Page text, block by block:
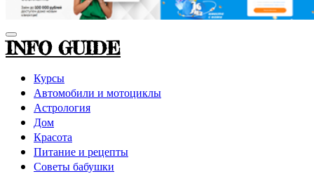
INFO GUIDE
Курсы
Автомобили и мотоциклы
Астрология
Дом
Красота
Питание и рецепты
Советы бабушки